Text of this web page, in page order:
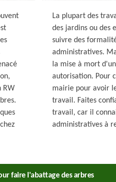
RW
La plupart des
des jardins ou des
suivre des
administratives.
la mise à mort
autorisation. Pour
mairie pour avoir
travail. Faites
travail, car il
administratives à
faire l'abattage des arbres